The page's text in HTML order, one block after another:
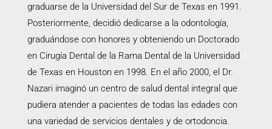
graduarse de la Universidad del Sur de Texas en 1991.
Posteriormente, decidió dedicarse a la odontología,
graduándose con honores y obteniendo un Doctorado
en Cirugía Dental de la Rama Dental de la Universidad
de Texas en Houston en 1998. En el año 2000, el Dr.
Nazari imaginó un centro de salud dental integral que
pudiera atender a pacientes de todas las edades con
una variedad de servicios dentales y de ortodoncia.